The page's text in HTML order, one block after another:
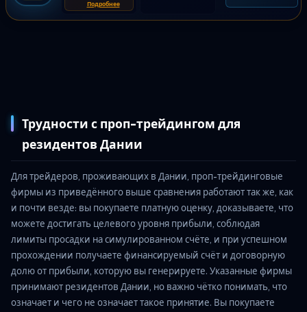
Подробнее
Трудности с проп-трейдингом для
резидентов Дании
Для трейдеров, проживающих в Дании, проп-трейдинговые
фирмы из приведённого выше сравнения работают так же, как
и почти везде: вы покупаете платную оценку, доказываете, что
можете достигать целевого уровня прибыли, соблюдая
лимиты просадки на симулированном счёте, и при успешном
прохождении получаете финансируемый счёт и договорную
долю от прибыли, которую вы генерируете. Указанные фирмы
принимают резидентов Дании, но важно чётко понимать, что
означает и чего не означает такое принятие. Вы покупаете